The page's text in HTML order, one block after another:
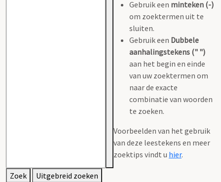
Gebruik een minteken (-)
om zoektermen uit te
sluiten.
Gebruik een Dubbele
aanhalingstekens (" ")
aan het begin en einde
van uw zoektermen om
naar de exacte
combinatie van woorden
te zoeken.
Voorbeelden van het gebruik
van deze leestekens en meer
zoektips vindt u hier.
Zoek Uitgebreid zoeken